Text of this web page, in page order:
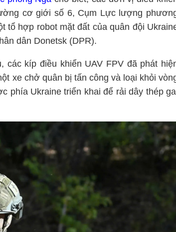
cơ giới số 6, Cụm Lực lượng
tổ hợp robot mặt đất của quân đội
dân Donetsk (DPR).
các kíp điều khiển UAV FPV đã phát
xe chở quân bị tấn công và loại khỏi
phía Ukraine triển khai để rải dây thép